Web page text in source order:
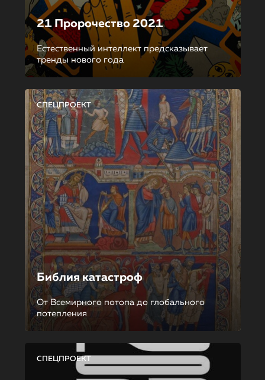
21 Пророчество 2021
Естественный интеллект предсказывает
тренды нового года
СПЕЦПРОЕКТ
Библия катастроф
От Всемирного потопа до глобального
потепления
СПЕЦПРОЕКТ